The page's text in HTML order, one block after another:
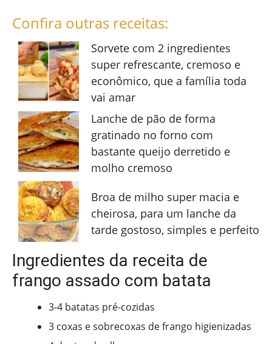
Confira outras receitas:
Sorvete com 2 ingredientes
super refrescante, cremoso e
econômico, que a família toda
vai amar
Lanche de pão de forma
gratinado no forno com
bastante queijo derretido e
molho cremoso
Broa de milho super macia e
cheirosa, para um lanche da
tarde gostoso, simples e perfeito
Ingredientes da receita de
frango assado com batata
3-4 batatas pré-cozidas
3 coxas e sobrecoxas de frango higienizadas